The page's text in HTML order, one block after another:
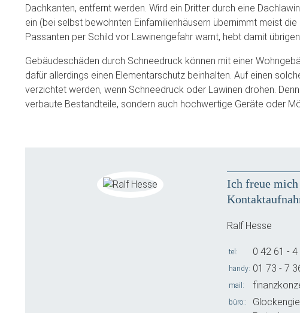
Dachkanten, entfernt werden. Wird ein Dritter durch eine
ein (bei selbst bewohnten Einfamilienhäusern übernimmt meist
Passanten per Schild vor Lawinengefahr warnt, hebt damit
Gebäudeschäden durch Schneedruck können mit einer
dafür allerdings einen Elementarschutz beinhalten. Auf einen
verzichtet werden, wenn Schneedruck oder Lawinen drohen.
verbaute Bestandteile, sondern auch hochwertige Geräte oder
Ich freue
Ralf Hesse
tel 0 42 61 -
handy 01 73 - 7
mail
büro: